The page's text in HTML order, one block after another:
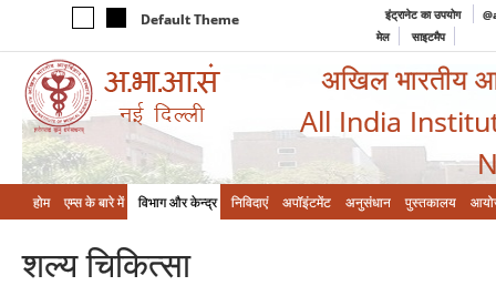
Default Theme इंट्रानेट का उपयोग
मेल
साइटमैप
अखिल भारतीय
All India
होम एम्‍स के बारे में विभाग और केन्‍द्र निविदाएं अपॉइंटमेंट अनुसंधान पुस्तकालय
शल्‍य चिकित्‍सा